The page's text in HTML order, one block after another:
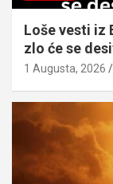
Loše vesti iz
zlo će se
1 Augusta, 2026